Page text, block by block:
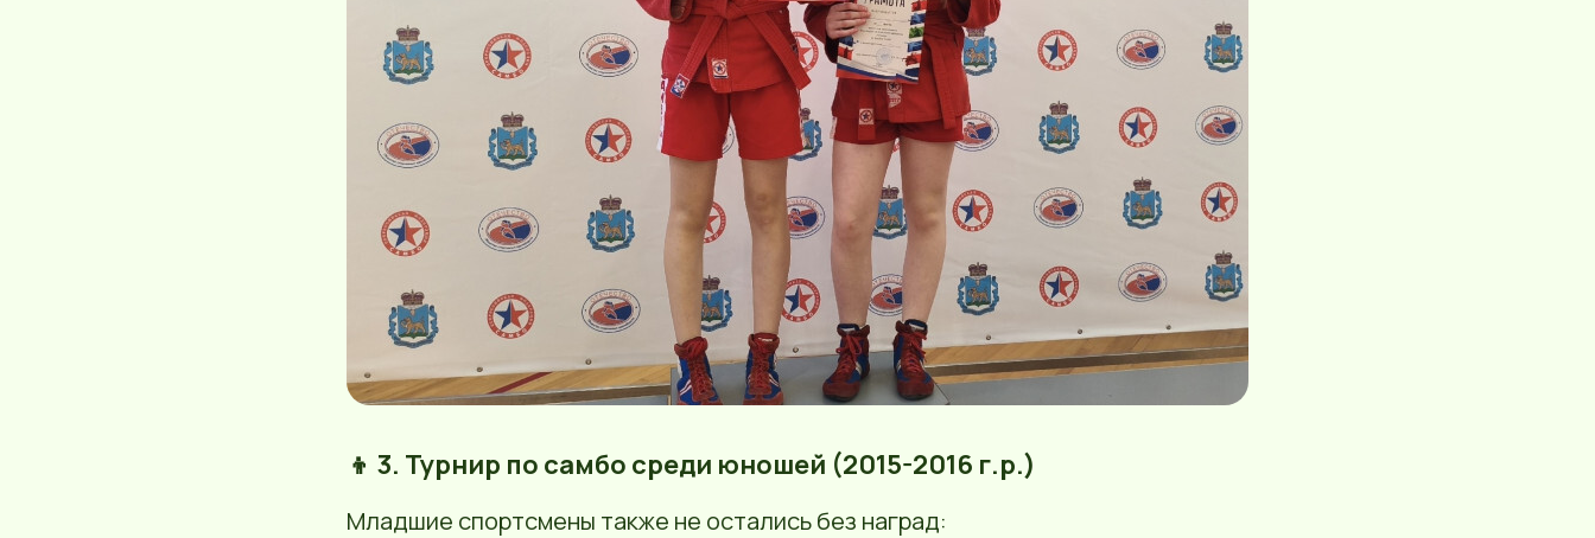
👦 3. Турнир по самбо среди юношей (2015-2016 г.р.)
Младшие спортсмены также не остались без наград: